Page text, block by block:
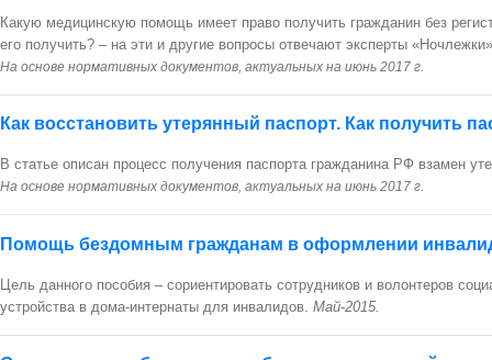
Какую медицинскую помощь имеет право получить гражданин без
его получить? – на эти и другие вопросы отвечают эксперты
На основе нормативных документов, актуальных на июнь 2017 г.
Как восстановить утерянный паспорт. Как получить
В статье описан процесс получения паспорта гражданина РФ взамен
На основе нормативных документов, актуальных на июнь 2017 г.
Помощь бездомным гражданам в оформлении
Цель данного пособия – сориентировать сотрудников и волонтеров
устройства в дома-интернаты для инвалидов. Май-2015.